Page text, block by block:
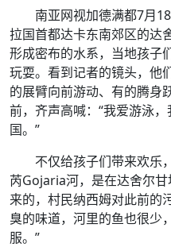
南亚网视加德满都7月
拉国首都达卡东南郊区的达
形成密布的水系，当地孩子
玩耍。看到记者的镜头，他
的展臂向前游动、有的腾身
前，齐声高喊：“我爱游泳
国。”
不仅给孩子们带来欢乐
芮Gojaria河，是在达舍尔
来的，村民纳西姆对此前的
臭的味道，河里的鱼也很少
服。”